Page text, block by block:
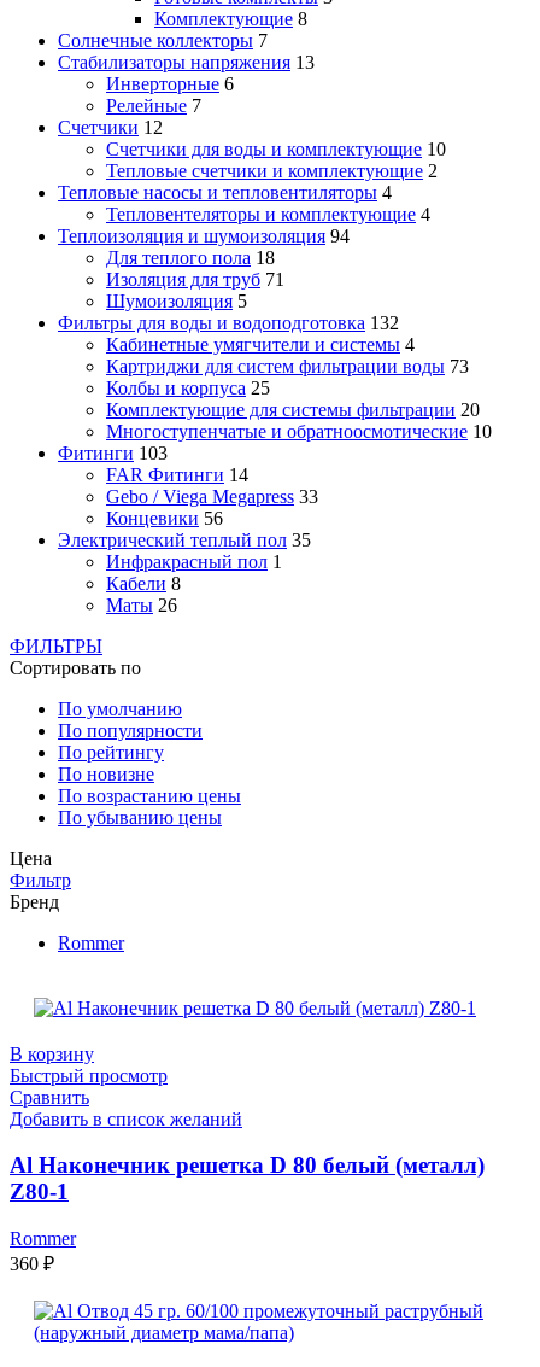
Комплектующие 8
Солнечные коллекторы 7
Стабилизаторы напряжения 13
Инверторные 6
Релейные 7
Счетчики 12
Счетчики для воды и комплектующие 10
Тепловые счетчики и комплектующие 2
Тепловые насосы и тепловентиляторы 4
Тепловентеляторы и комплектующие 4
Теплоизоляция и шумоизоляция 94
Для теплого пола 18
Изоляция для труб 71
Шумоизоляция 5
Фильтры для воды и водоподготовка 132
Кабинетные умягчители и системы 4
Картриджи для систем фильтрации воды 73
Колбы и корпуса 25
Комплектующие для системы фильтрации 20
Многоступенчатые и обратноосмотические 10
Фитинги 103
FAR Фитинги 14
Gebo / Viega Megapress 33
Концевики 56
Электрический теплый пол 35
Инфракрасный пол 1
Кабели 8
Маты 26
ФИЛЬТРЫ
Сортировать по
По умолчанию
По популярности
По рейтингу
По новизне
По возрастанию цены
По убыванию цены
Цена
Фильтр
Бренд
Rommer
В корзину
Быстрый просмотр
Сравнить
Добавить в список желаний
Al Наконечник решетка D 80 белый (металл)
Z80-1
Rommer
360 ₽